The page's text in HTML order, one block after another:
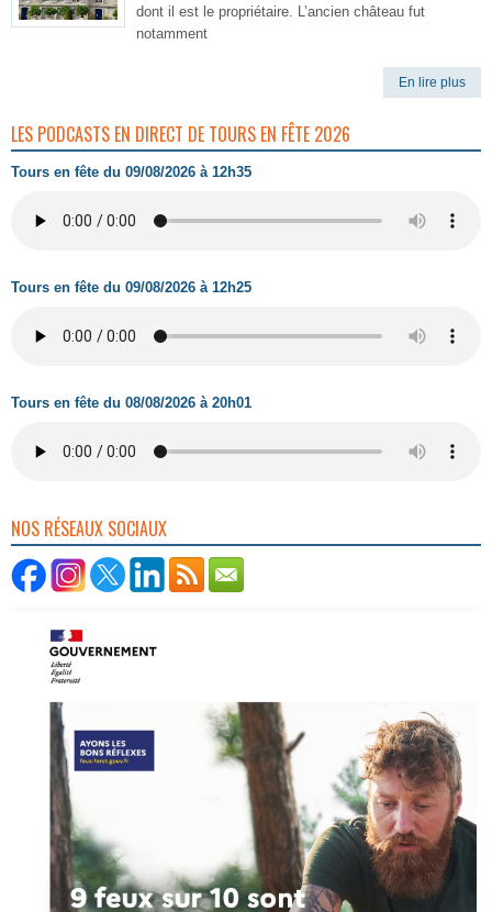
dont il est le propriétaire. L’ancien château fut
notamment
En lire plus
LES PODCASTS EN DIRECT DE TOURS EN FÊTE 2026
Tours en fête du 09/08/2026 à 12h35
Tours en fête du 09/08/2026 à 12h25
Tours en fête du 08/08/2026 à 20h01
NOS RÉSEAUX SOCIAUX